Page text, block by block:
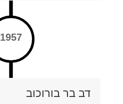
1957
דב בר בורוכוב